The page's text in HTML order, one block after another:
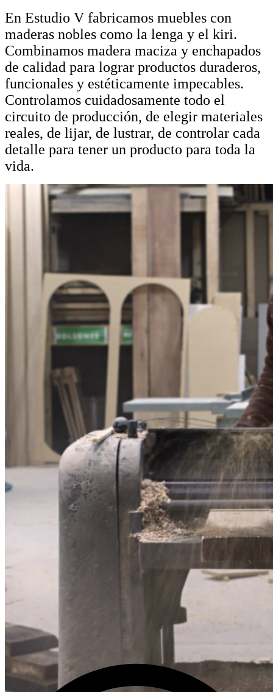
En Estudio V fabricamos muebles con
maderas nobles como la lenga y el kiri.
Combinamos madera maciza y enchapados
de calidad para lograr productos duraderos,
funcionales y estéticamente impecables.
Controlamos cuidadosamente todo el
circuito de producción, de elegir materiales
reales, de lijar, de lustrar, de controlar cada
detalle para tener un producto para toda la
vida.